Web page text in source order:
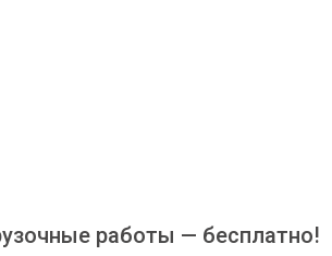
работы — бесплатно!